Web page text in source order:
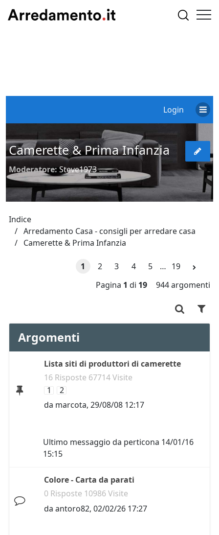
Login
Camerette & Prima Infanzia
Moderatore:Steve1973
Indice
Arredamento Casa - consigli per arredare casa
Camerette & Prima Infanzia
1 2 3 4 5 … 19
Pagina 1 di 19 944 argomenti
Argomenti
Lista siti di produttori di camerette
16 Risposte 67714 Visite
1
2
da marcota, 29/08/08 12:17
Ultimo messaggio da perticona 14/01/16
15:15
Colore - Carta da parati
0 Risposte 10986 Visite
da antoro82, 02/02/26 17:27